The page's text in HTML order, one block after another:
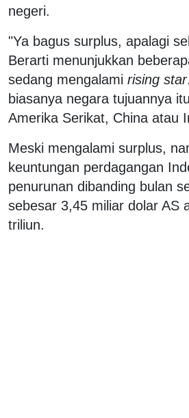
negeri.
"Ya bagus surplus, apalagi
Berarti menunjukkan
sedang mengalami rising star
biasanya negara tujuannya
Amerika Serikat, China atau
Meski mengalami surplus,
keuntungan perdagangan
penurunan dibanding bulan
sebesar 3,45 miliar dolar AS
triliun.